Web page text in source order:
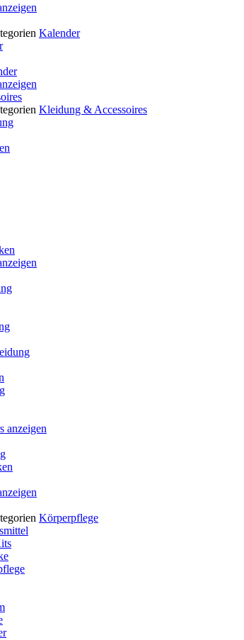
Kalender
Kleidung & Accessoires
anzeigen
Körperpflege